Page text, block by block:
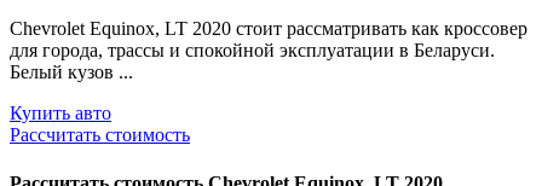
Chevrolet Equinox, LT 2020 стоит рассматривать как кроссовер
для города, трассы и спокойной эксплуатации в Беларуси.
Белый кузов ...
Купить авто
Рассчитать стоимость